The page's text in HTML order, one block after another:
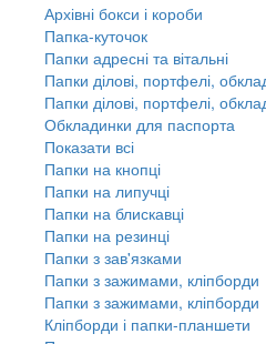
Архівні бокси і короби
Папка-куточок
Папки адресні та вітальні
Папки ділові, портфелі,
Папки ділові, портфелі,
Обкладинки для паспорта
Показати всі
Папки на кнопці
Папки на липучці
Папки на блискавці
Папки на резинці
Папки з зав'язками
Папки з зажимами, кліпборди
Папки з зажимами, кліпборди
Кліпборди і папки-планшети